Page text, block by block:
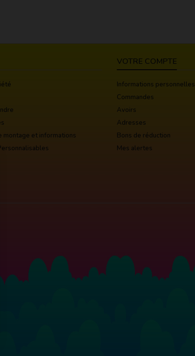
montage et informations
VOTRE COMPTE
Informations personnelles
Commandes
Avoirs
Adresses
Bons de réduction
Mes alertes